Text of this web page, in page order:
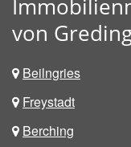
von
Beilngries
Freystadt
Berching